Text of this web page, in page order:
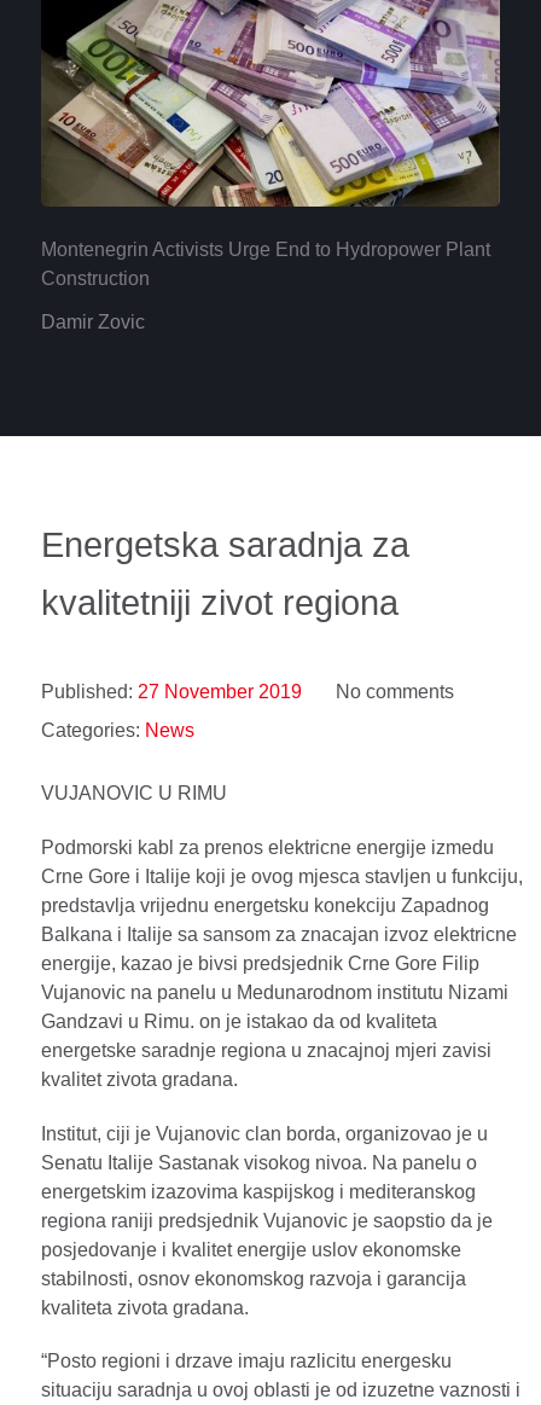
Montenegrin Activists Urge End to Hydropower Plant
Construction
Damir Zovic
Energetska saradnja za
kvalitetniji zivot regiona
Published: 27 November 2019
No comments
Categories: News
VUJANOVIC U RIMU
Podmorski kabl za prenos elektricne energije izmedu
Crne Gore i Italije koji je ovog mjesca stavljen u funkciju,
predstavlja vrijednu energetsku konekciju Zapadnog
Balkana i Italije sa sansom za znacajan izvoz elektricne
energije, kazao je bivsi predsjednik Crne Gore Filip
Vujanovic na panelu u Medunarodnom institutu Nizami
Gandzavi u Rimu. on je istakao da od kvaliteta
energetske saradnje regiona u znacajnoj mjeri zavisi
kvalitet zivota gradana.
Institut, ciji je Vujanovic clan borda, organizovao je u
Senatu Italije Sastanak visokog nivoa. Na panelu o
energetskim izazovima kaspijskog i mediteranskog
regiona raniji predsjednik Vujanovic je saopstio da je
posjedovanje i kvalitet energije uslov ekonomske
stabilnosti, osnov ekonomskog razvoja i garancija
kvaliteta zivota gradana.
“Posto regioni i drzave imaju razlicitu energesku
situaciju saradnja u ovoj oblasti je od izuzetne vaznosti i